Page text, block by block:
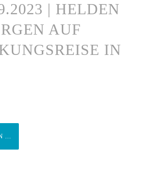
| HELDEN
AUF
IN
...